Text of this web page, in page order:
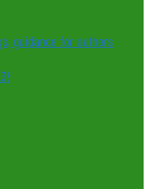
guidance for authors